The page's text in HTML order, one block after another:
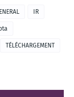
IR
TÉLÉCHARGEMENT